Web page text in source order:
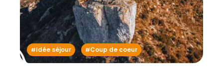
Idée séjour Coup de coeur